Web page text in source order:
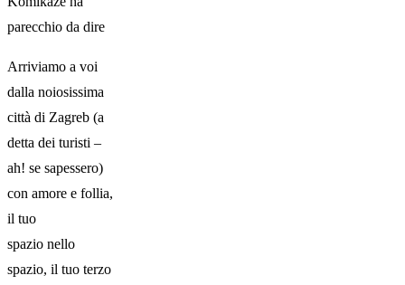
parecchio da dire
Arriviamo a voi
dalla noiosissima
città di Zagreb (a
detta dei turisti –
ah! se sapessero)
con amore e follia,
il tuo
spazio nello
spazio, il tuo terzo